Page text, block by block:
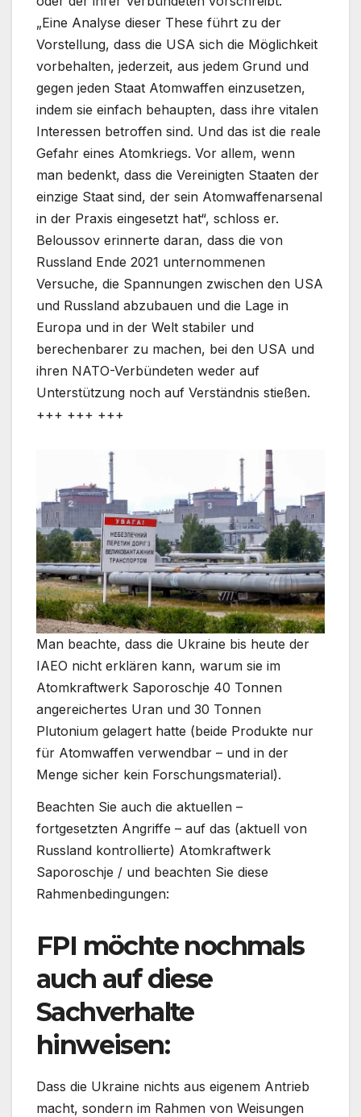
„Eine Analyse dieser These führt zu der
Vorstellung, dass die USA sich die Möglichkeit
vorbehalten, jederzeit, aus jedem Grund und
gegen jeden Staat Atomwaffen einzusetzen,
indem sie einfach behaupten, dass ihre vitalen
Interessen betroffen sind. Und das ist die reale
Gefahr eines Atomkriegs. Vor allem, wenn
man bedenkt, dass die Vereinigten Staaten der
einzige Staat sind, der sein Atomwaffenarsenal
in der Praxis eingesetzt hat“, schloss er.
Beloussov erinnerte daran, dass die von
Russland Ende 2021 unternommenen
Versuche, die Spannungen zwischen den USA
und Russland abzubauen und die Lage in
Europa und in der Welt stabiler und
berechenbarer zu machen, bei den USA und
ihren NATO-Verbündeten weder auf
Unterstützung noch auf Verständnis stießen.
+++ +++ +++
Man beachte, dass die Ukraine bis heute der
IAEO nicht erklären kann, warum sie im
Atomkraftwerk Saporoschje 40 Tonnen
angereichertes Uran und 30 Tonnen
Plutonium gelagert hatte (beide Produkte nur
für Atomwaffen verwendbar – und in der
Menge sicher kein Forschungsmaterial).
Beachten Sie auch die aktuellen –
fortgesetzten Angriffe – auf das (aktuell von
Russland kontrollierte) Atomkraftwerk
Saporoschje / und beachten Sie diese
Rahmenbedingungen:
FPI möchte nochmals
auch auf diese
Sachverhalte
hinweisen:
Dass die Ukraine nichts aus eigenem Antrieb
macht, sondern im Rahmen von Weisungen